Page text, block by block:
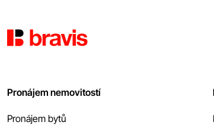
Pronájem nemovitostí
Pronájem bytů